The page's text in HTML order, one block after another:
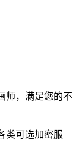
，满足您的不
可选加密服